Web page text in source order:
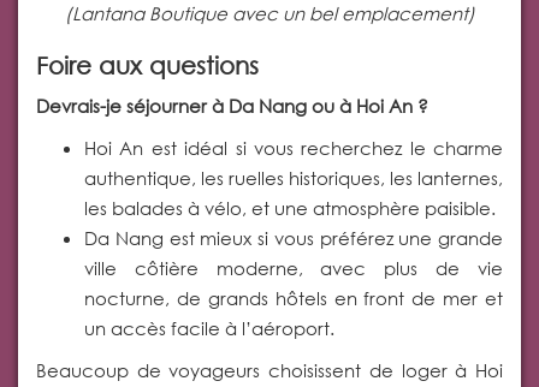
(Lantana Boutique avec un bel emplacement)
Foire aux questions
Devrais-je séjourner à Da Nang ou à Hoi An ?
Hoi An est idéal si vous recherchez le charme
authentique, les ruelles historiques, les lanternes,
les balades à vélo, et une atmosphère paisible.
Da Nang est mieux si vous préférez une grande
ville côtière moderne, avec plus de vie
nocturne, de grands hôtels en front de mer et
un accès facile à l’aéroport.
Beaucoup de voyageurs choisissent de loger à Hoi